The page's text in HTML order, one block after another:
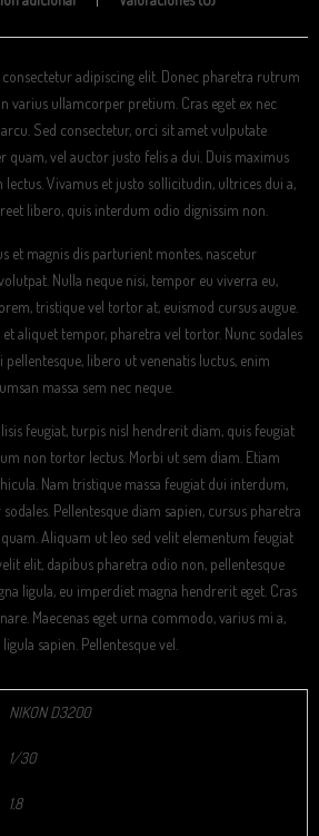
adipiscing elit. Donec pharetra rutrum
varius ullamcorper pretium. Cras eget ex nec
Sed consectetur, orci sit amet vulputate
quam, vel auctor justo felis a dui. Duis maximus
lectus. Vivamus et justo sollicitudin, ultrices dui a,
libero, quis interdum odio dignissim non.
et magnis dis parturient montes, nascetur
Nulla neque nisi, tempor eu viverra eu,
tristique vel tortor at, euismod cursus augue.
aliquet tempor, pharetra vel tortor. Nunc sodales
pellentesque, libero ut venenatis luctus, enim
massa sem nec neque.
feugiat, turpis nisl hendrerit diam, quis feugiat
non tortor lectus. Morbi ut sem diam. Etiam
Nam tristique massa feugiat dui interdum,
Pellentesque diam sapien, cursus pharetra
Aliquam ut leo sed velit elementum feugiat
elit, dapibus pharetra odio non, pellentesque
ligula, eu imperdiet magna hendrerit eget. Cras
Maecenas eget urna commodo, varius mi a,
sapien. Pellentesque vel.
NIKON D3200
1/30
1.8